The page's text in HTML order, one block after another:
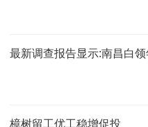
最新调查报告显示:南昌白
樟树留工优工稳增促投